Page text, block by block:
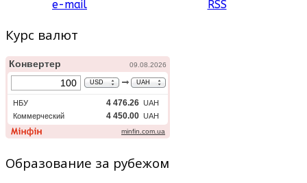
e-mail RSS
Курс валют
Образование за рубежом